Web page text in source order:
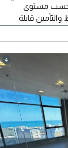
550 دينار كويتي، حسب مستوى
قابلة
4